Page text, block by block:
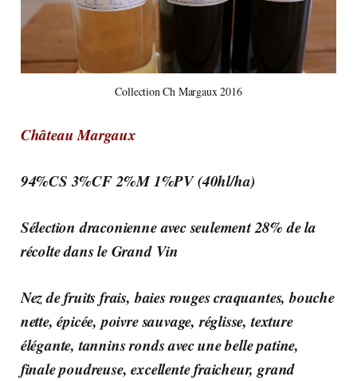
Collection Ch Margaux 2016
Château Margaux
94%CS 3%CF 2%M 1%PV (40hl/ha)
Sélection draconienne avec seulement 28% de la
récolte dans le Grand Vin
Nez de fruits frais, baies rouges craquantes, bouche
nette, épicée, poivre sauvage, réglisse, texture
élégante, tannins ronds avec une belle patine,
finale poudreuse, excellente fraicheur, grand